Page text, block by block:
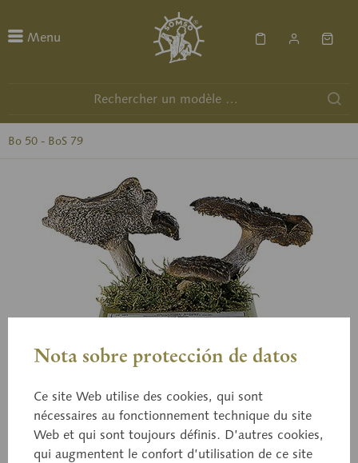
Menu
Bo 50 - BoS 79
BoS 54
Hydne imbriqué
Nota sobre protección de datos
Ce site Web utilise des cookies, qui sont
nécessaires au fonctionnement technique du site
Web et qui sont toujours définis. D’autres cookies,
qui augmentent le confort d’utilisation de ce site